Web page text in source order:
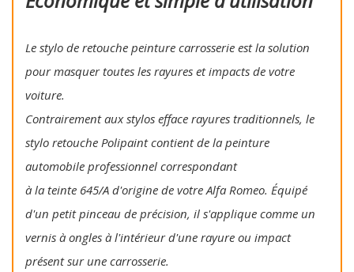
Le stylo de retouche peinture carrosserie est la solution
pour masquer toutes les rayures et impacts de votre
voiture.
Contrairement aux stylos efface rayures traditionnels, le
stylo retouche Polipaint contient de la peinture
automobile professionnel correspondant
à la teinte 645/A d'origine de votre Alfa Romeo. Équipé
d'un petit pinceau de précision, il s'applique comme un
vernis à ongles à l'intérieur d'une rayure ou impact
présent sur une carrosserie.